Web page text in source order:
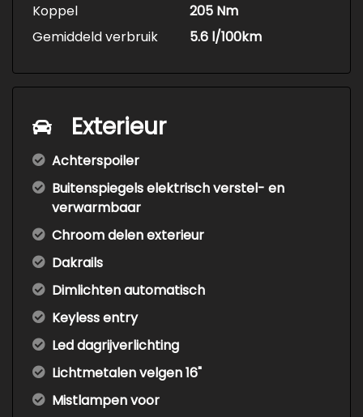
Koppel
205 Nm
Gemiddeld verbruik
5.6 l/100km
Exterieur
Achterspoiler
Buitenspiegels elektrisch verstel- en
verwarmbaar
Chroom delen exterieur
Dakrails
Dimlichten automatisch
Keyless entry
Led dagrijverlichting
Lichtmetalen velgen 16"
Mistlampen voor